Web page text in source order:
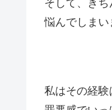
そして、きち
悩んでしまい
私はその経験